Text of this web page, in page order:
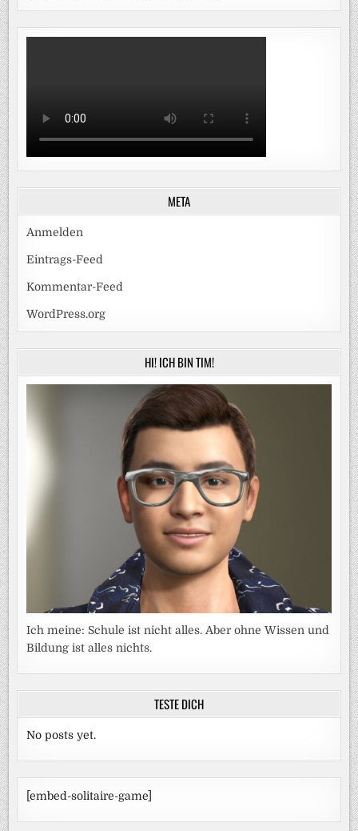
META
Anmelden
Eintrags-Feed
Kommentar-Feed
WordPress.org
HI! ICH BIN TIM!
Ich meine: Schule ist nicht alles. Aber ohne Wissen und
Bildung ist alles nichts.
TESTE DICH
No posts yet.
[embed-solitaire-game]